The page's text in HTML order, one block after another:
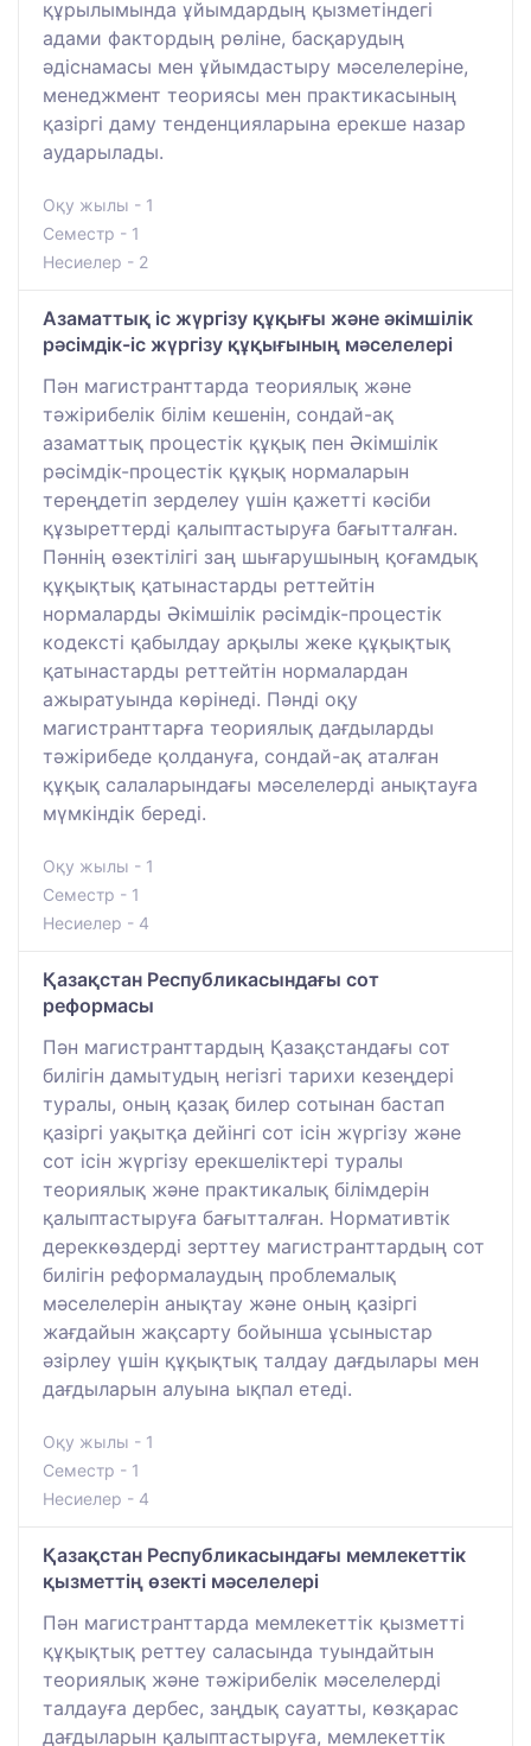
құрылымында ұйымдардың қызметіндегі
адами фактордың рөліне, басқарудың
әдіснамасы мен ұйымдастыру мәселелеріне,
менеджмент теориясы мен практикасының
қазіргі даму тенденцияларына ерекше назар
аударылады.
Оқу жылы - 1
Семестр - 1
Несиелер - 2
Азаматтық іс жүргізу құқығы және әкімшілік
рәсімдік-іс жүргізу құқығының мәселелері
Пән магистранттарда теориялық және
тәжірибелік білім кешенін, сондай-ақ
азаматтық процестік құқық пен Әкімшілік
рәсімдік-процестік құқық нормаларын
тереңдетіп зерделеу үшін қажетті кәсіби
құзыреттерді қалыптастыруға бағытталған.
Пәннің өзектілігі заң шығарушының қоғамдық
құқықтық қатынастарды реттейтін
нормаларды Әкімшілік рәсімдік-процестік
кодексті қабылдау арқылы жеке құқықтық
қатынастарды реттейтін нормалардан
ажыратуында көрінеді. Пәнді оқу
магистранттарға теориялық дағдыларды
тәжірибеде қолдануға, сондай-ақ аталған
құқық салаларындағы мәселелерді анықтауға
мүмкіндік береді.
Оқу жылы - 1
Семестр - 1
Несиелер - 4
Қазақстан Республикасындағы сот
реформасы
Пән магистранттардың Қазақстандағы сот
билігін дамытудың негізгі тарихи кезеңдері
туралы, оның қазақ билер сотынан бастап
қазіргі уақытқа дейінгі сот ісін жүргізу және
сот ісін жүргізу ерекшеліктері туралы
теориялық және практикалық білімдерін
қалыптастыруға бағытталған. Нормативтік
дереккөздерді зерттеу магистранттардың сот
билігін реформалаудың проблемалық
мәселелерін анықтау және оның қазіргі
жағдайын жақсарту бойынша ұсыныстар
әзірлеу үшін құқықтық талдау дағдылары мен
дағдыларын алуына ықпал етеді.
Оқу жылы - 1
Семестр - 1
Несиелер - 4
Қазақстан Республикасындағы мемлекеттік
қызметтің өзекті мәселелері
Пән магистранттарда мемлекеттік қызметті
құқықтық реттеу саласында туындайтын
теориялық және тәжірибелік мәселелерді
талдауға дербес, заңдық сауатты, көзқарас
дағдыларын қалыптастыруға, мемлекеттік